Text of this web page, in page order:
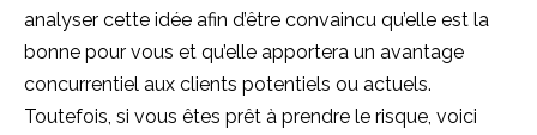
analyser cette idée afin d’être convaincu qu’elle est la
bonne pour vous et qu’elle apportera un avantage
concurrentiel aux clients potentiels ou actuels.
Toutefois, si vous êtes prêt à prendre le risque, voici